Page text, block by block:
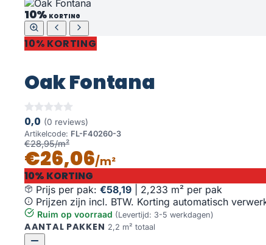
10% KORTING
10% KORTING
Oak Fontana
0,0 (0 reviews)
Artikelcode: FL-F40260-3
€28,95/m²
€26,06/m²
10% KORTING
Prijs per pak: €58,19
2,233 m² per pak
Prijzen zijn incl. BTW. Korting automatisch
Ruim op voorraad (Levertijd: 3-5 werkdagen)
AANTAL PAKKEN 2,2 m² totaal